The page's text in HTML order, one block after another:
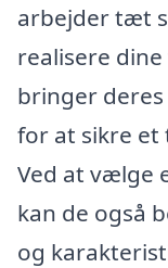
arbejder tæt
realisere
bringer
for at sikre et
Ved at vælge
kan de også
og